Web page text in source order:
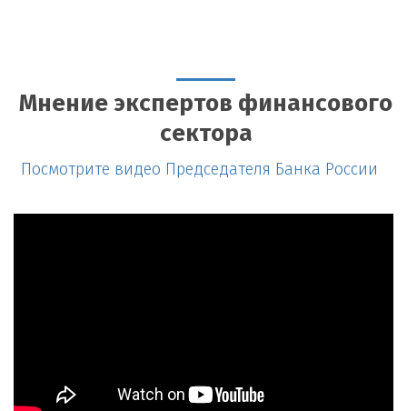
Мнение экспертов финансового
сектора
Посмотрите видео Председателя Банка России